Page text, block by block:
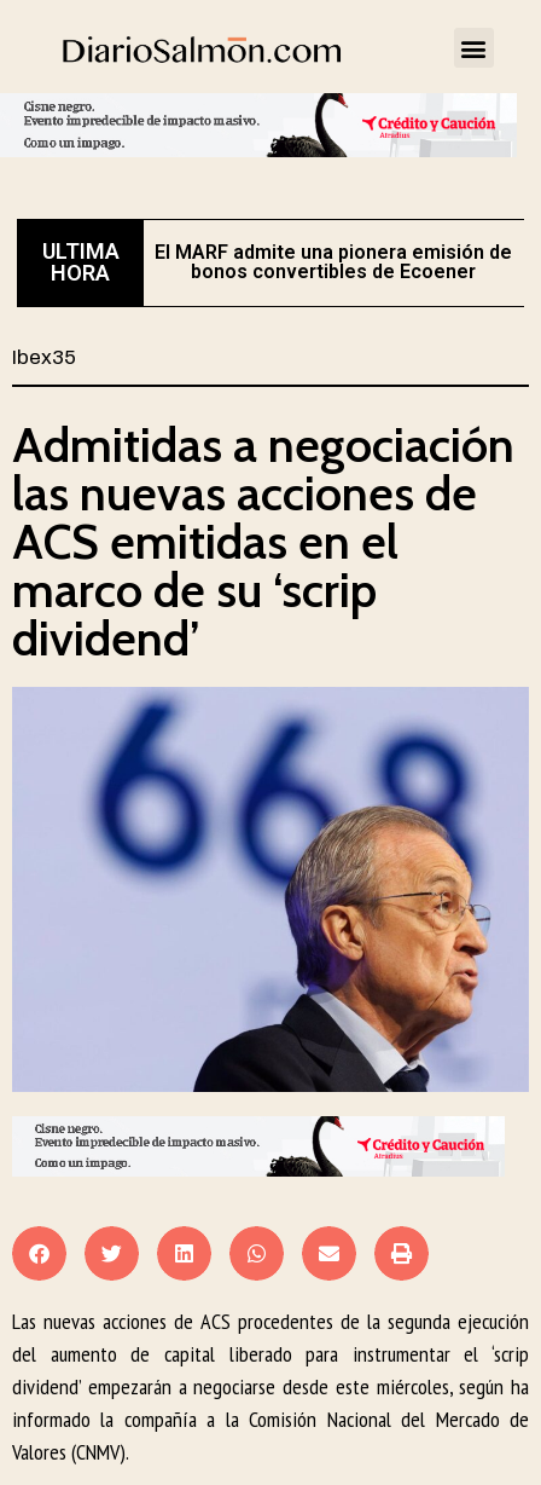
ULTIMA
HORA
El MARF admite una pionera emisión de
bonos convertibles de Ecoener
Ibex35
Admitidas a negociación
las nuevas acciones de
ACS emitidas en el
marco de su ‘scrip
dividend’
Las nuevas acciones de ACS procedentes de la segunda ejecución
del aumento de capital liberado para instrumentar el ‘scrip
dividend’ empezarán a negociarse desde este miércoles, según ha
informado la compañía a la Comisión Nacional del Mercado de
Valores (CNMV).